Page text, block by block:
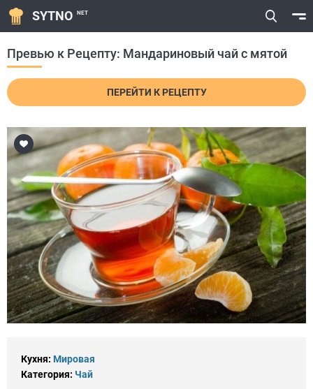
SYTNO NET
Превью к Рецепту: Мандариновый чай с мятой
ПЕРЕЙТИ К РЕЦЕПТУ
Кухня: Мировая
Категория: Чай